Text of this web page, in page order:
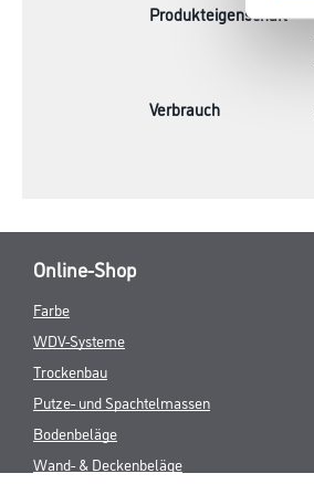
Produkteigenschaft
Verbrauch
Online-Shop
Farbe
WDV-Systeme
Trockenbau
Putze- und Spachtelmassen
Bodenbeläge
Wand- & Deckenbeläge